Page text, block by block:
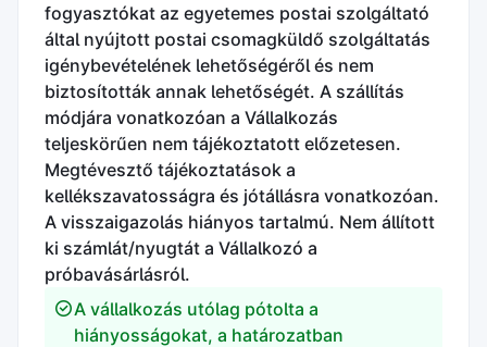
fogyasztókat az egyetemes postai szolgáltató
által nyújtott postai csomagküldő szolgáltatás
igénybevételének lehetőségéről és nem
biztosították annak lehetőségét. A szállítás
módjára vonatkozóan a Vállalkozás
teljeskörűen nem tájékoztatott előzetesen.
Megtévesztő tájékoztatások a
kellékszavatosságra és jótállásra vonatkozóan.
A visszaigazolás hiányos tartalmú. Nem állított
ki számlát/nyugtát a Vállalkozó a
próbavásárlásról.
A vállalkozás utólag pótolta a
hiányosságokat, a határozatban